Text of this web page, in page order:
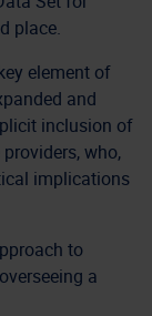
place.
element of
and
inclusion of
who,
implications
to
a